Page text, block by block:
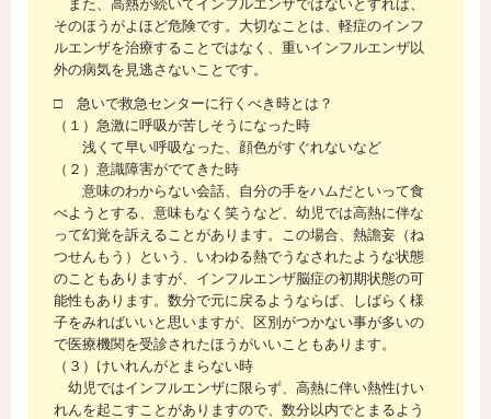
また、高熱が続いてインフルエンザではないとすれば、
そのほうがよほど危険です。大切なことは、軽症のインフ
ルエンザを治療することではなく、重いインフルエンザ以
外の病気を見逃さないことです。
□ 急いで救急センターに行くべき時とは？
（１）急激に呼吸が苦しそうになった時
浅くて早い呼吸なった、顔色がすぐれないなど
（２）意識障害がでてきた時
意味のわからない会話、自分の手をハムだといって食
べようとする、意味もなく笑うなど、幼児では高熱に伴な
って幻覚を訴えることがあります。この場合、熱譫妄（ね
つせんもう）という、いわゆる熱でうなされたような状態
のこともありますが、インフルエンザ脳症の初期状態の可
能性もあります。数分で元に戻るようならば、しばらく様
子をみればいいと思いますが、区別がつかない事が多いの
で医療機関を受診されたほうがいいこともあります。
（３）けいれんがとまらない時
幼児ではインフルエンザに限らず、高熱に伴い熱性けい
れんを起こすことがありますので、数分以内でとまるよう